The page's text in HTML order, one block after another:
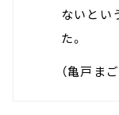
ないとい
た。
（亀戸ま